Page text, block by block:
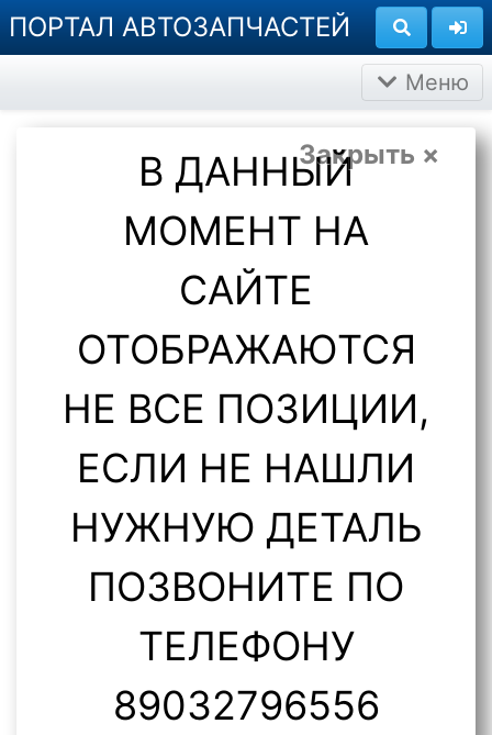
ПОРТАЛ АВТОЗАПЧАСТЕЙ
Меню
Закрыть ×
В ДАННЫЙ
МОМЕНТ НА
САЙТЕ
ОТОБРАЖАЮТСЯ
НЕ ВСЕ ПОЗИЦИИ,
ЕСЛИ НЕ НАШЛИ
НУЖНУЮ ДЕТАЛЬ
ПОЗВОНИТЕ ПО
ТЕЛЕФОНУ
89032796556